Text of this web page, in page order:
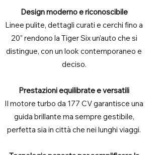
Design moderno e riconoscibile
Linee pulite, dettagli curati e cerchi fino a
20” rendono la Tiger Six un’auto che si
distingue, con un look contemporaneo e
deciso.
Prestazioni equilibrate e versatili
Il motore turbo da 177 CV garantisce una
guida brillante ma sempre gestibile,
perfetta sia in città che nei lunghi viaggi.